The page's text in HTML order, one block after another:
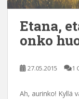
Etana,
onko
27.05.2015 1
Ah, aurinko! Kyllä